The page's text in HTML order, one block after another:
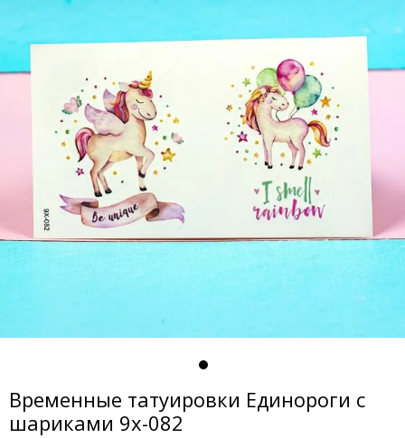
Временные татуировки Единороги с
шариками 9х-082